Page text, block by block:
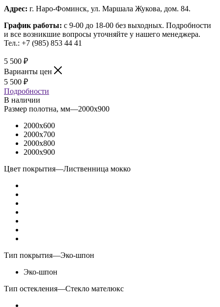
Адрес: г. Наро-Фоминск, ул. Маршала Жукова, дом. 84.
График работы: с 9-00 до 18-00 без выходных. Подробности
и все возникшие вопросы уточняйте у нашего менеджера.
Тел.: +7 (985) 853 44 41
5 500 ₽
Варианты цен
5 500 ₽
Подробности
В наличии
Размер полотна, мм—2000x900
2000x600
2000x700
2000x800
2000x900
Цвет покрытия—Лиственница мокко
Тип покрытия—Эко-шпон
Эко-шпон
Тип остекления—Стекло мателюкс